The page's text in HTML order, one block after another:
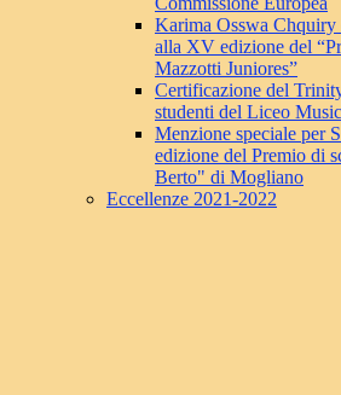
Karima Osswa Chquiry
alla XV edizione del
Mazzotti Juniores”
Certificazione del
studenti del Liceo
Menzione speciale
edizione del Premio di
Berto" di Mogliano
Eccellenze 2021-2022